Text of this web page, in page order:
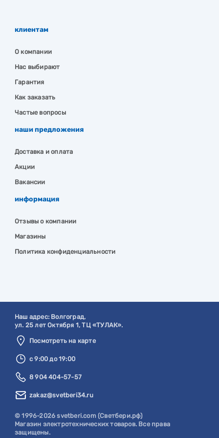
клиентам
О компании
Нас выбирают
Гарантия
Как заказать
Частые вопросы
наши предложения
Доставка и оплата
Акции
Вакансии
информация
Отзывы о компании
Магазины
Политика конфиденциальности
Наш адрес: Волгоград,
ул. 25 лет Октября 1, ТЦ «ТУЛАК».
Посмотреть на карте
с 9:00 до 19:00
8 904 404-57-57
zakaz@svetberi34.ru
© 1996-2026 svetberi.com (Светбери.рф)
Магазин электротехнических товаров. Все права
защищены.